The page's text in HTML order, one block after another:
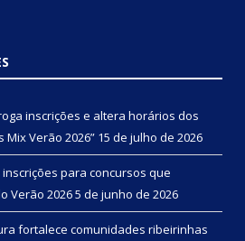
inscrições e altera horários dos
Mix Verão 2026” 15 de julho de 2026
para concursos que
Verão 20265 de junho de 2026
fortalece comunidades ribeirinhas